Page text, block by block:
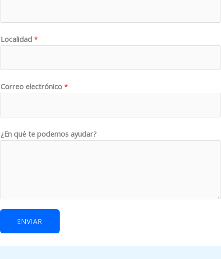
o
a
l
d
r
e
Localidad *
Correo electrónico *
¿En qué te podemos ayudar?
ENVIAR